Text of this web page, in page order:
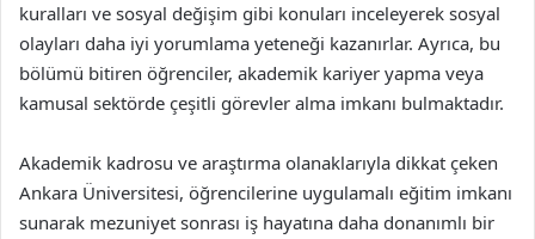
kuralları ve sosyal değişim gibi konuları inceleyerek sosyal
olayları daha iyi yorumlama yeteneği kazanırlar. Ayrıca, bu
bölümü bitiren öğrenciler, akademik kariyer yapma veya
kamusal sektörde çeşitli görevler alma imkanı bulmaktadır.
Akademik kadrosu ve araştırma olanaklarıyla dikkat çeken
Ankara Üniversitesi, öğrencilerine uygulamalı eğitim imkanı
sunarak mezuniyet sonrası iş hayatına daha donanımlı bir